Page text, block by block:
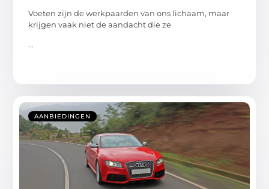
Voeten zijn de werkpaarden van ons lichaam, maar
krijgen vaak niet de aandacht die ze
...
AANBIEDINGEN